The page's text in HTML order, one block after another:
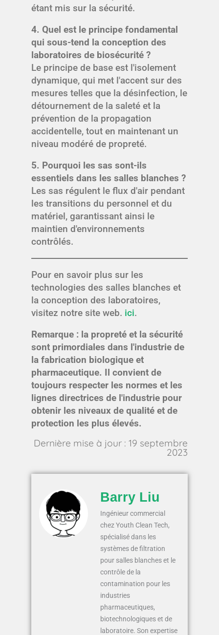
étant mis sur la sécurité.
4. Quel est le principe fondamental
qui sous-tend la conception des
laboratoires de biosécurité ?
Le principe de base est l'isolement
dynamique, qui met l'accent sur des
mesures telles que la désinfection, le
détournement de la saleté et la
prévention de la propagation
accidentelle, tout en maintenant un
niveau modéré de propreté.
5. Pourquoi les sas sont-ils
essentiels dans les salles blanches ?
Les sas régulent le flux d'air pendant
les transitions du personnel et du
matériel, garantissant ainsi le
maintien d'environnements
contrôlés.
Pour en savoir plus sur les
technologies des salles blanches et
la conception des laboratoires,
visitez notre site web. ici.
Remarque : la propreté et la sécurité
sont primordiales dans l'industrie de
la fabrication biologique et
pharmaceutique. Il convient de
toujours respecter les normes et les
lignes directrices de l'industrie pour
obtenir les niveaux de qualité et de
protection les plus élevés.
Dernière mise à jour : 19 septembre
2023
Barry Liu
Ingénieur commercial
chez Youth Clean Tech,
spécialisé dans les
systèmes de filtration
pour salles blanches et le
contrôle de la
contamination pour les
industries
pharmaceutiques,
biotechnologiques et de
laboratoire. Son expertise